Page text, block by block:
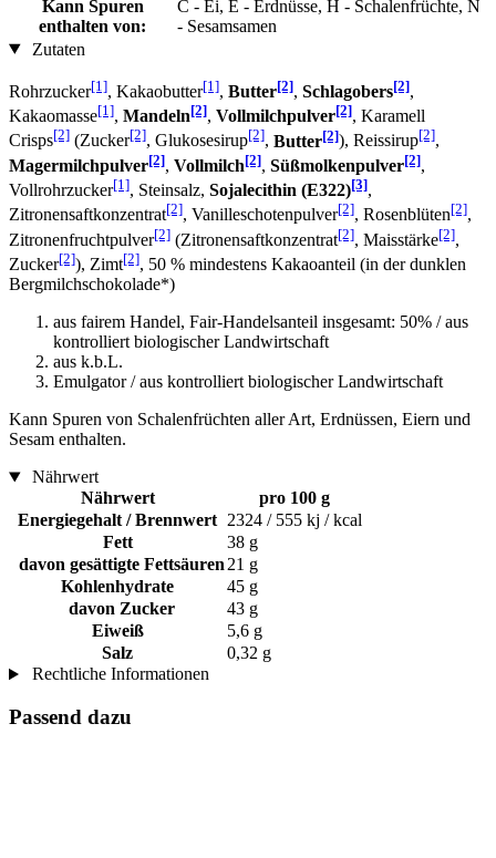
Kann Spuren
enthalten von:
C - Ei, E - Erdnüsse, H - Schalenfrüchte, N
- Sesamsamen
Zutaten
Rohrzucker[1], Kakaobutter[1], Butter[2], Schlagobers[2],
Kakaomasse[1], Mandeln[2], Vollmilchpulver[2], Karamell
Crisps[2] (Zucker[2], Glukosesirup[2], Butter[2]), Reissirup[2],
Magermilchpulver[2], Vollmilch[2], Süßmolkenpulver[2],
Vollrohrzucker[1], Steinsalz, Sojalecithin (E322)[3],
Zitronensaftkonzentrat[2], Vanilleschotenpulver[2], Rosenblüten[2],
Zitronenfruchtpulver[2] (Zitronensaftkonzentrat[2], Maisstärke[2],
Zucker[2]), Zimt[2], 50 % mindestens Kakaoanteil (in der dunklen
Bergmilchschokolade*)
aus fairem Handel, Fair-Handelsanteil insgesamt: 50% / aus
kontrolliert biologischer Landwirtschaft
aus k.b.L.
Emulgator / aus kontrolliert biologischer Landwirtschaft
Kann Spuren von Schalenfrüchten aller Art, Erdnüssen, Eiern und
Sesam enthalten.
Nährwert
Nährwert
pro 100 g
Energiegehalt / Brennwert 2324 / 555 kj / kcal
Fett
38 g
davon gesättigte Fettsäuren 21 g
Kohlenhydrate
45 g
davon Zucker
43 g
Eiweiß
5,6 g
Salz
0,32 g
Rechtliche Informationen
Passend dazu